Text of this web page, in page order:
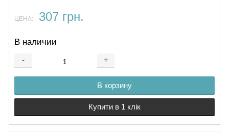
ЦЕНА: 307 грн.
В наличии
- +
В корзину
Купити в 1 клік